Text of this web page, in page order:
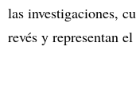
las investigaciones,
revés y representan